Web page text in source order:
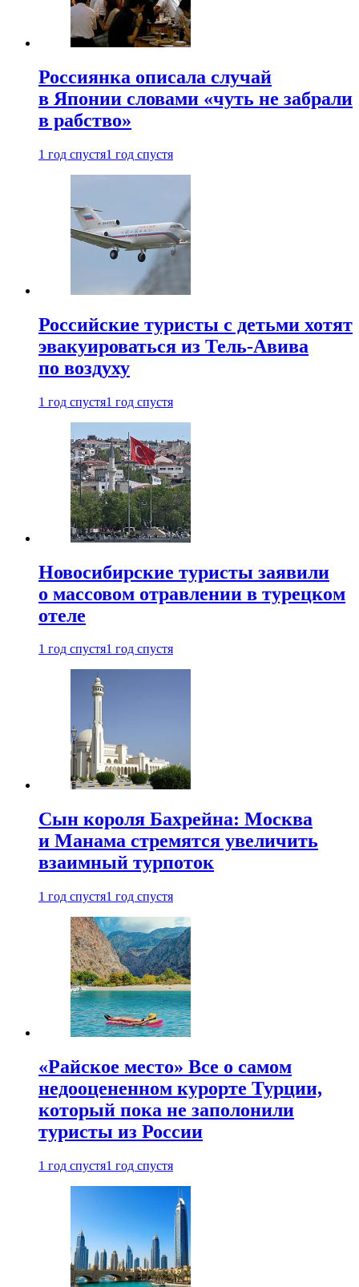
Россиянка описала случай
в Японии словами «чуть не забрали
в рабство»
1 год спустя1 год спустя
Российские туристы с детьми хотят
эвакуироваться из Тель-Авива
по воздуху
1 год спустя1 год спустя
Новосибирские туристы заявили
о массовом отравлении в турецком
отеле
1 год спустя1 год спустя
Сын короля Бахрейна: Москва
и Манама стремятся увеличить
взаимный турпоток
1 год спустя1 год спустя
«Райское место» Все о самом
недооцененном курорте Турции,
который пока не заполонили
туристы из России
1 год спустя1 год спустя